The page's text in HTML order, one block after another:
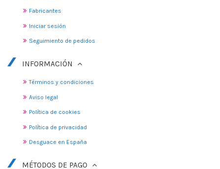
Fabricantes
Iniciar sesión
Seguimiento de pedidos
INFORMACIÓN
Términos y condiciones
Aviso legal
Política de cookies
Política de privacidad
Desguace en España
MÉTODOS DE PAGO